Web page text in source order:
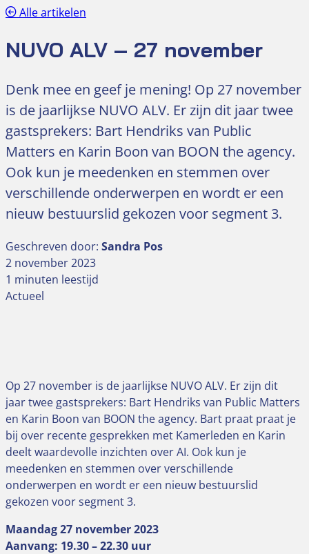
Alle artikelen
NUVO ALV – 27 november
Denk mee en geef je mening! Op 27 november
is de jaarlijkse NUVO ALV. Er zijn dit jaar twee
gastsprekers: Bart Hendriks van Public
Matters en Karin Boon van BOON the agency.
Ook kun je meedenken en stemmen over
verschillende onderwerpen en wordt er een
nieuw bestuurslid gekozen voor segment 3.
Geschreven door: Sandra Pos
2 november 2023
1 minuten leestijd
Actueel
Op 27 november is de jaarlijkse NUVO ALV. Er zijn dit
jaar twee gastsprekers: Bart Hendriks van Public Matters
en Karin Boon van BOON the agency. Bart praat praat je
bij over recente gesprekken met Kamerleden en Karin
deelt waardevolle inzichten over AI. Ook kun je
meedenken en stemmen over verschillende
onderwerpen en wordt er een nieuw bestuurslid
gekozen voor segment 3.
Maandag 27 november 2023
Aanvang: 19.30 – 22.30 uur